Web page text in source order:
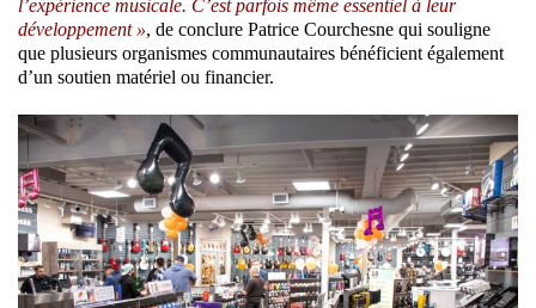
l’expérience musicale. C’est parfois même essentiel à leur
développement », de conclure Patrice Courchesne qui souligne
que plusieurs organismes communautaires bénéficient également
d’un soutien matériel ou financier.